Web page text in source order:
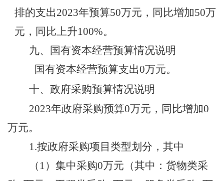
排的支出2023年预算50万元，同比增加50万
元 ，同比上升100%。
九、国有资本经营预算情况说明
国有资本经营预算支出0万元。
十、 政府采购预算情况说明
2023年政府采购预算0万元，同比增加0
万元。
1.按政府采购项目类型划分，其中
（ 1）集中采购0万元（其中：货物类采